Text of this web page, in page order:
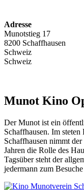
Adresse
Munotstieg 17
8200 Schaffhausen
Schweiz
Schweiz
Munot Kino
Der Munot ist ein
Schaffhausen. Im
Schaffhausen nimmt
Jahren die Rolle des
Tagsüber steht der
jedermann zum